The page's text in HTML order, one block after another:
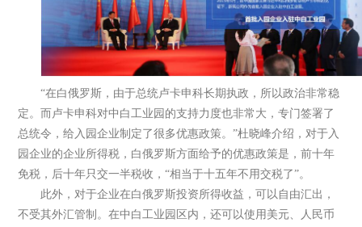
“在白俄罗斯，由于总统卢卡申科长期执政，所以政治非常稳
定。而卢卡申科对中白工业园的支持力度也非常大，专门签署了
总统令，给入园企业制定了很多优惠政策。”杜晓峰介绍，对于入
园企业的企业所得税，白俄罗斯方面给予的优惠政策是，前十年
免税，后十年只交一半税收，“相当于十五年不用交税了”。
此外，对于企业在白俄罗斯投资所得收益，可以自由汇出，
不受其外汇管制。在中白工业园区内，还可以使用美元、人民币